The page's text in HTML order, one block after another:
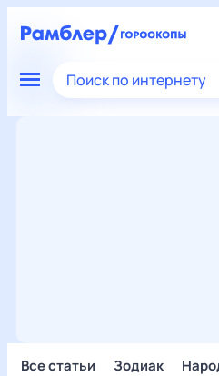
Поиск по интернету
Все статьи Зодиак